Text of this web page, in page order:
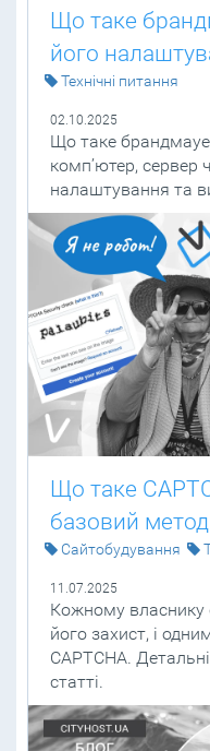
Що таке
його
Технічні питання
02.10.2025
Що таке
комп’ютер, сервер
налаштування та
Що таке
базовий метод
Cайтобудування
11.07.2025
Кожному власнику
його захист, і
CAPTCHA.
статті.